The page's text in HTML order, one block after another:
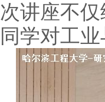
次讲座不
同学对工